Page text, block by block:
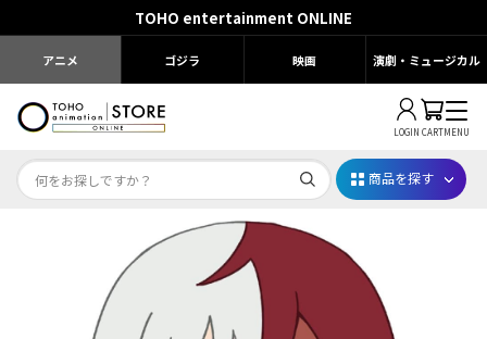
TOHO entertainment ONLINE
アニメ ゴジラ 映画 演劇・ミュージカル
LOGIN CARTMENU
Dr.STONE STONE FES.2026
映画ちいかわ
商品を探す